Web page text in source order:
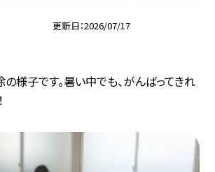
更新日 2026/07/17
の様子です。暑い中でも、がんばってきれ